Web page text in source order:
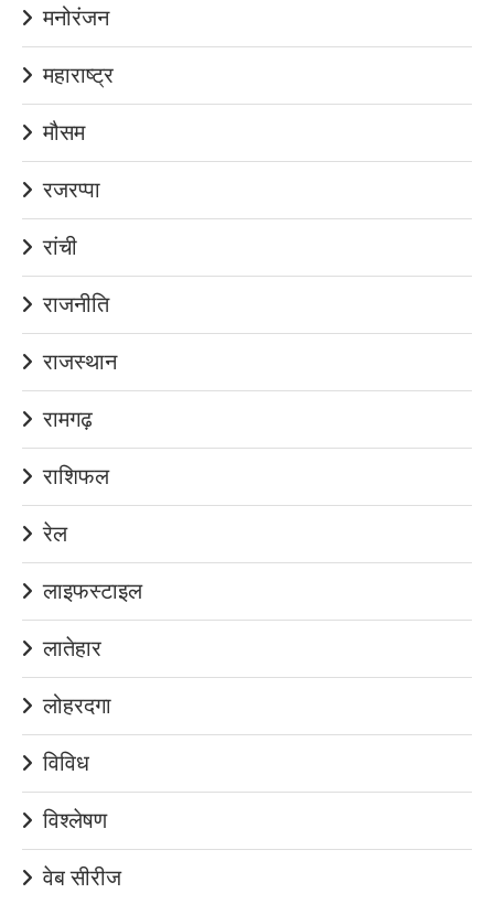
मनोरंजन
महाराष्ट्र
मौसम
रजरप्पा
रांची
राजनीति
राजस्थान
रामगढ़
राशिफल
रेल
लाइफस्टाइल
लातेहार
लोहरदगा
विविध
विश्लेषण
वेब सीरीज